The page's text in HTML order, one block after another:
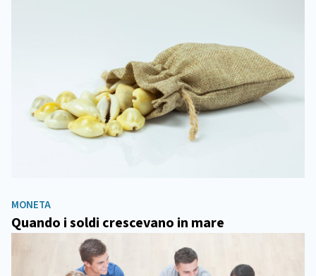
MONETA
Quando i soldi crescevano in mare